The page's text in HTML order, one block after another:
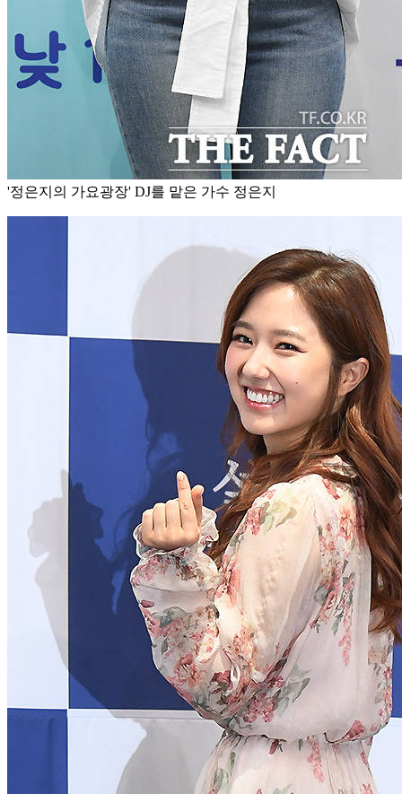
'정은지의 가요광장' DJ를 맡은 가수 정은지